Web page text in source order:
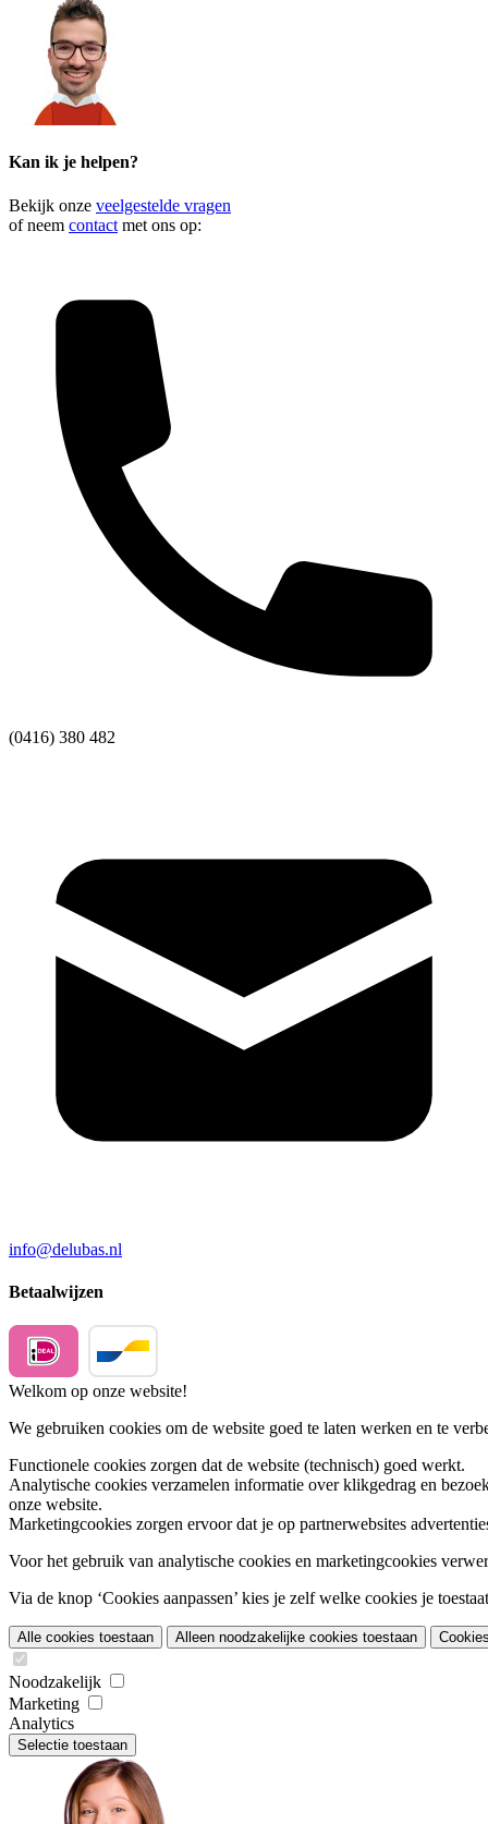
Kan ik je helpen?
Bekijk onze veelgestelde vragen
of neem contact met ons op:
(0416) 380 482
info@delubas.nl
Betaalwijzen
Welkom op onze website!
We gebruiken cookies om de website goed te laten werken en te
Functionele cookies zorgen dat de website (technisch) goed werkt.
Analytische cookies verzamelen informatie over klikgedrag en
onze website.
Marketingcookies zorgen ervoor dat je op partnerwebsites
Voor het gebruik van analytische cookies en marketingcookies
Via de knop ‘Cookies aanpassen’ kies je zelf welke cookies je
Alle cookies toestaan Alleen noodzakelijke cookies toestaan
Noodzakelijk
Marketing
Analytics
Selectie toestaan